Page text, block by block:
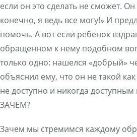
если он это сделать не сможет.
конечно, я ведь все могу!» И
помочь. А вот если ребенок
обращенном к нему подобном
только одно: нашелся «добрый»
объяснил ему, что он не такой
не доступно и никогда доступным
ЗАЧЕМ?
Зачем мы стремимся каждому